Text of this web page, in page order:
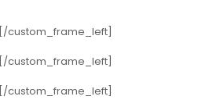
[/custom_frame_left]
[/custom_frame_left]
[/custom_frame_left]